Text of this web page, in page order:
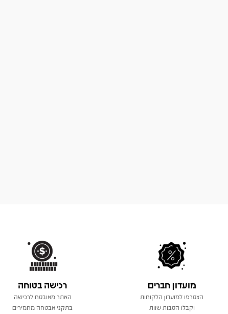
מועדון חברים
הצטרפו למועדון הלקוחות
וקבלו הטבות שוות
רכישה בטוחה
האתר מאובטח לרכישה
בתקני אבטחה מחמירים